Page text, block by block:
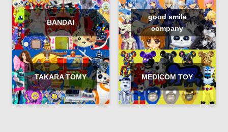
BANDAI
good smile
company
TAKARA TOMY MEDICOM TOY